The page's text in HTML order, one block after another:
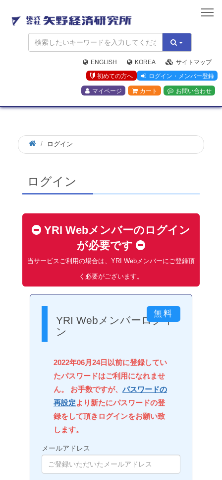
矢
野
経
済
研
究
所
ENGLISH KOREA
サイトマップ
初めての方へ
ログイン・メンバー登録
マイページ カート お問い合わせ
ログイン
ログイン
YRI Webメンバーのログイン
が必要です
当サービスご利用の場合は、YRI Webメンバーにご登録頂
く必要がございます。
YRI Webメンバーログイ
ン
2022年06月24日以前に登録してい
たパスワードはご利用になれませ
ん。 お手数ですが、 パスワードの
再設定より新たにパスワードの登
録をして頂きログインをお願い致
します。
メールアドレス